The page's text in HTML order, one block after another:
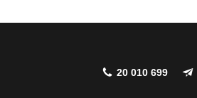
20 010 699